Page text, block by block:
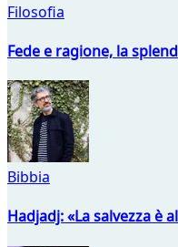
Filosofia
Fede e ragione, la
Bibbia
Hadjadj: «La salvezza è